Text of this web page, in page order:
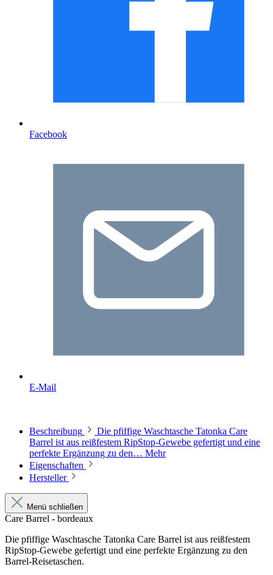
Facebook
E-Mail
Beschreibung
Die pfiffige Waschtasche Tatonka Care
Barrel ist aus reißfestem RipStop-Gewebe gefertigt und eine
perfekte Ergänzung zu den… Mehr
Eigenschaften
Hersteller
Menü schließen
Care Barrel - bordeaux
Die pfiffige Waschtasche Tatonka Care Barrel ist aus reißfestem
RipStop-Gewebe gefertigt und eine perfekte Ergänzung zu den
Barrel-Reisetaschen.